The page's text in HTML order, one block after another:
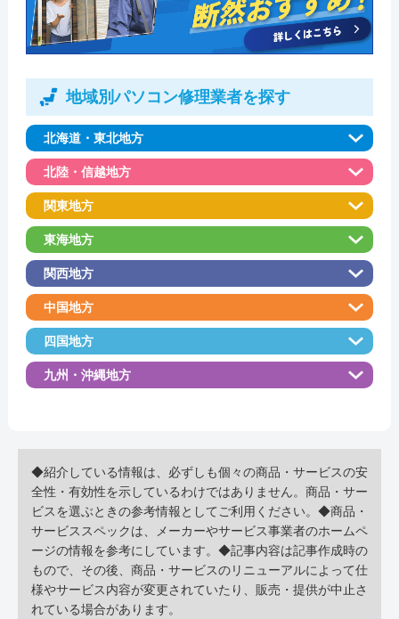
地域別パソコン修理業者を探す
北海道・東北地方
北陸・信越地方
関東地方
東海地方
関西地方
中国地方
四国地方
九州・沖縄地方
◆紹介している情報は、必ずしも個々の商品・サービスの安
全性・有効性を示しているわけではありません。商品・サー
ビスを選ぶときの参考情報としてご利用ください。◆商品・
サービススペックは、メーカーやサービス事業者のホームペ
ージの情報を参考にしています。◆記事内容は記事作成時の
もので、その後、商品・サービスのリニューアルによって仕
様やサービス内容が変更されていたり、販売・提供が中止さ
れている場合があります。